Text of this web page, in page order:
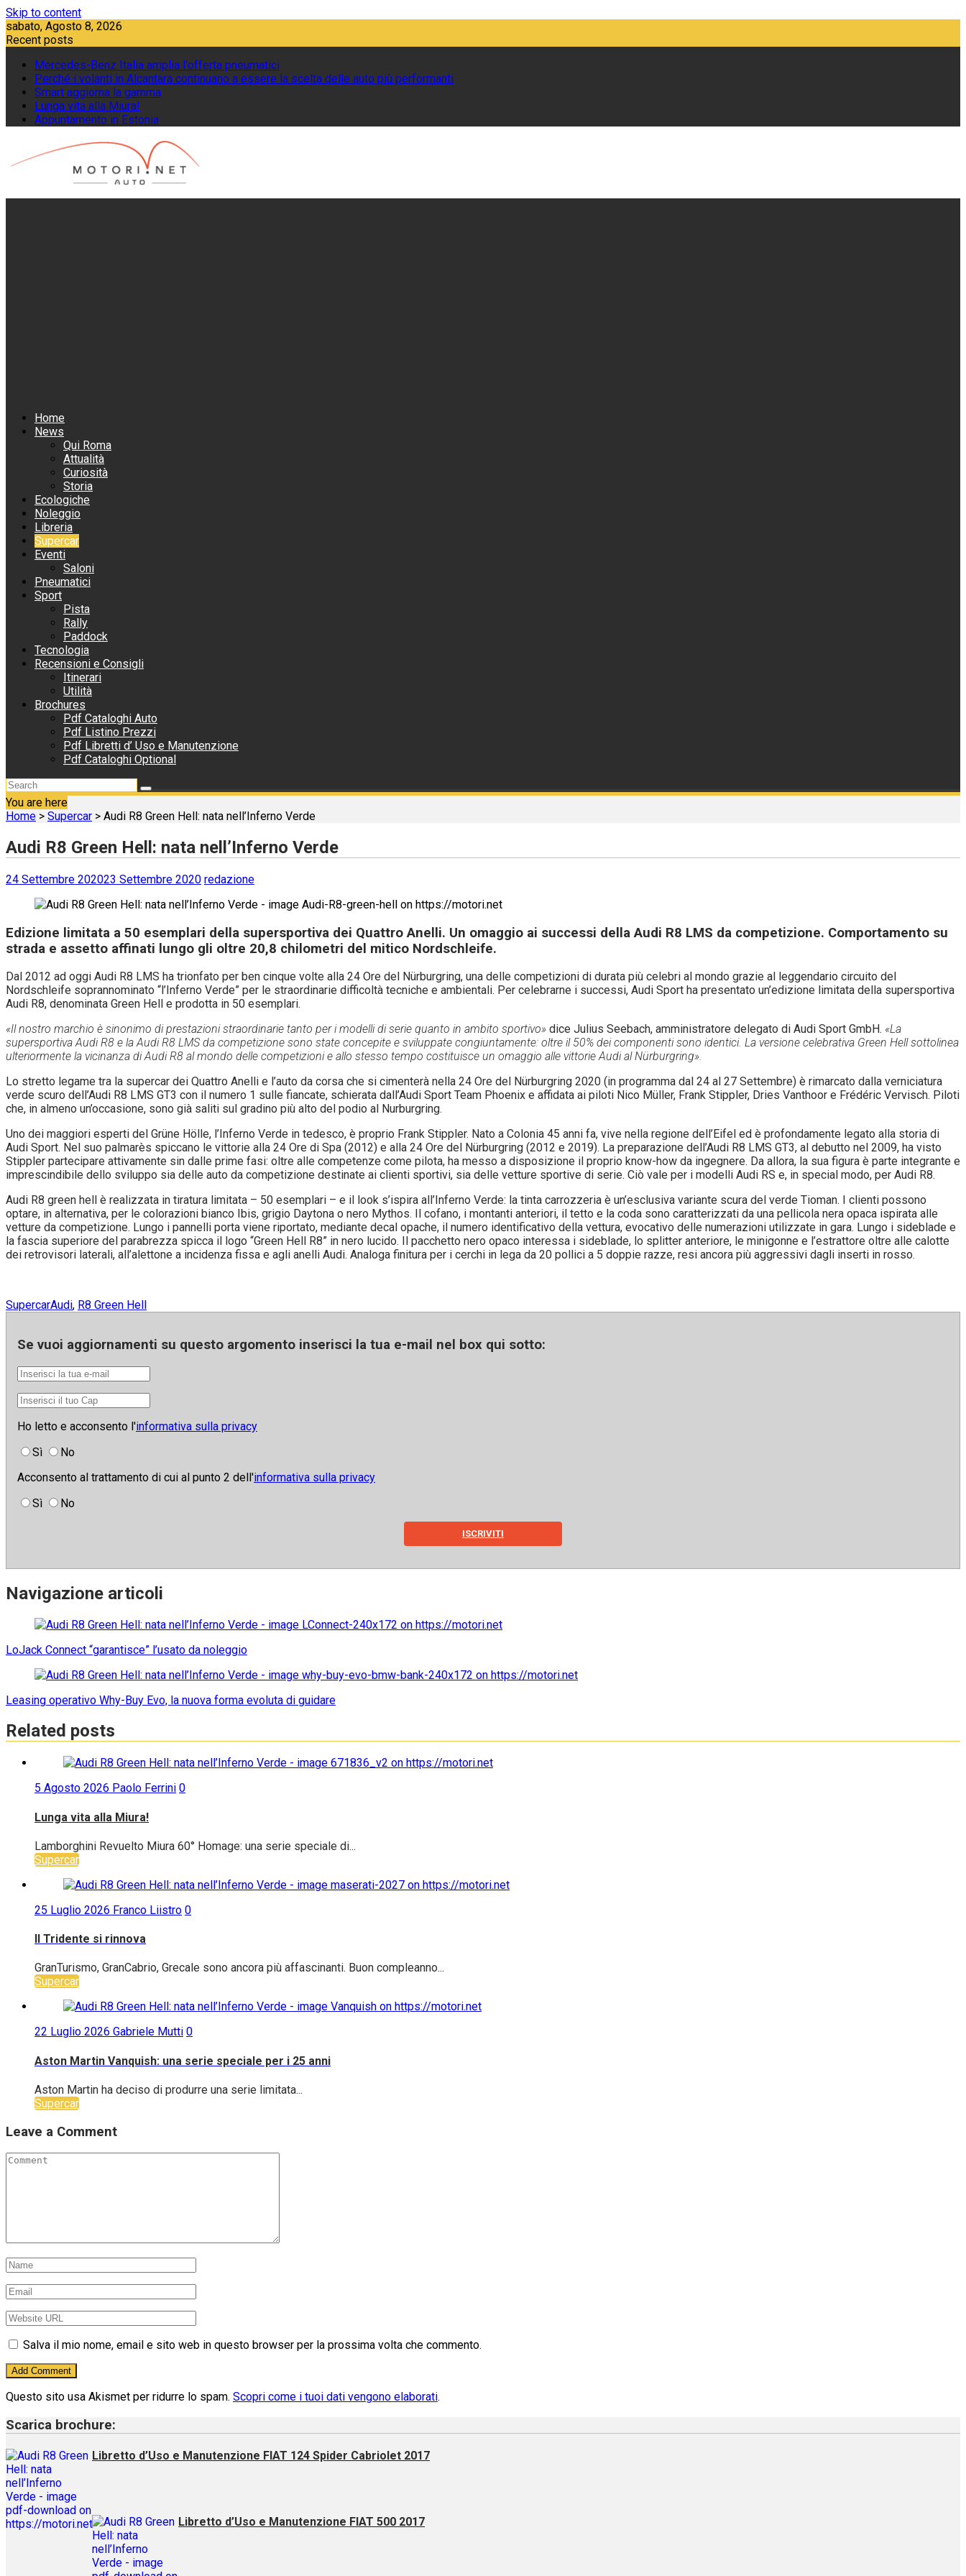
Skip to content
sabato, Agosto 8, 2026
Recent posts
Mercedes-Benz Italia amplia l'offerta pneumatici
Perché i volanti in Alcantara continuano a essere la scelta delle auto più performanti
Smart aggiorna la gamma
Lunga vita alla Miura!
Appuntamento in Estonia
Home
News
Qui Roma
Attualità
Curiosità
Storia
Ecologiche
Noleggio
Libreria
Supercar
Eventi
Saloni
Pneumatici
Sport
Pista
Rally
Paddock
Tecnologia
Recensioni e Consigli
Itinerari
Utilità
Brochures
Pdf Cataloghi Auto
Pdf Listino Prezzi
Pdf Libretti d’ Uso e Manutenzione
Pdf Cataloghi Optional
You are here
Home > Supercar > Audi R8 Green Hell: nata nell’Inferno Verde
Audi R8 Green Hell: nata nell’Inferno Verde
24 Settembre 202023 Settembre 2020 redazione
Edizione limitata a 50 esemplari della supersportiva dei Quattro Anelli. Un omaggio ai successi della Audi R8 LMS da competizione. Comportamento su
strada e assetto affinati lungo gli oltre 20,8 chilometri del mitico Nordschleife.
Dal 2012 ad oggi Audi R8 LMS ha trionfato per ben cinque volte alla 24 Ore del Nürburgring, una delle competizioni di durata più celebri al mondo grazie al leggendario circuito del
Nordschleife soprannominato “l’Inferno Verde” per le straordinarie difficoltà tecniche e ambientali. Per celebrarne i successi, Audi Sport ha presentato un’edizione limitata della supersportiva
Audi R8, denominata Green Hell e prodotta in 50 esemplari.
«Il nostro marchio è sinonimo di prestazioni straordinarie tanto per i modelli di serie quanto in ambito sportivo» dice Julius Seebach, amministratore delegato di Audi Sport GmbH. «La
supersportiva Audi R8 e la Audi R8 LMS da competizione sono state concepite e sviluppate congiuntamente: oltre il 50% dei componenti sono identici. La versione celebrativa Green Hell sottolinea
ulteriormente la vicinanza di Audi R8 al mondo delle competizioni e allo stesso tempo costituisce un omaggio alle vittorie Audi al Nürburgring».
Lo stretto legame tra la supercar dei Quattro Anelli e l’auto da corsa che si cimenterà nella 24 Ore del Nürburgring 2020 (in programma dal 24 al 27 Settembre) è rimarcato dalla verniciatura
verde scuro dell’Audi R8 LMS GT3 con il numero 1 sulle fiancate, schierata dall’Audi Sport Team Phoenix e affidata ai piloti Nico Müller, Frank Stippler, Dries Vanthoor e Frédéric Vervisch. Piloti
che, in almeno un’occasione, sono già saliti sul gradino più alto del podio al Nurburgring.
Uno dei maggiori esperti del Grüne Hölle, l’Inferno Verde in tedesco, è proprio Frank Stippler. Nato a Colonia 45 anni fa, vive nella regione dell’Eifel ed è profondamente legato alla storia di
Audi Sport. Nel suo palmarès spiccano le vittorie alla 24 Ore di Spa (2012) e alla 24 Ore del Nürburgring (2012 e 2019). La preparazione dell’Audi R8 LMS GT3, al debutto nel 2009, ha visto
Stippler partecipare attivamente sin dalle prime fasi: oltre alle competenze come pilota, ha messo a disposizione il proprio know-how da ingegnere. Da allora, la sua figura è parte integrante e
imprescindibile dello sviluppo sia delle auto da competizione destinate ai clienti sportivi, sia delle vetture sportive di serie. Ciò vale per i modelli Audi RS e, in special modo, per Audi R8.
Audi R8 green hell è realizzata in tiratura limitata – 50 esemplari – e il look s’ispira all’Inferno Verde: la tinta carrozzeria è un’esclusiva variante scura del verde Tioman. I clienti possono
optare, in alternativa, per le colorazioni bianco Ibis, grigio Daytona o nero Mythos. Il cofano, i montanti anteriori, il tetto e la coda sono caratterizzati da una pellicola nera opaca ispirata alle
vetture da competizione. Lungo i pannelli porta viene riportato, mediante decal opache, il numero identificativo della vettura, evocativo delle numerazioni utilizzate in gara. Lungo i sideblade e
la fascia superiore del parabrezza spicca il logo “Green Hell R8” in nero lucido. Il pacchetto nero opaco interessa i sideblade, lo splitter anteriore, le minigonne e l’estrattore oltre alle calotte
dei retrovisori laterali, all’alettone a incidenza fissa e agli anelli Audi. Analoga finitura per i cerchi in lega da 20 pollici a 5 doppie razze, resi ancora più aggressivi dagli inserti in rosso.
SupercarAudi, R8 Green Hell
Se vuoi aggiornamenti su questo argomento inserisci la tua e-mail nel box qui sotto:
Ho letto e acconsento l'informativa sulla privacy
Sì
No
Acconsento al trattamento di cui al punto 2 dell'informativa sulla privacy
Sì
No
ISCRIVITI
Navigazione articoli
LoJack Connect “garantisce” l’usato da noleggio
Leasing operativo Why-Buy Evo, la nuova forma evoluta di guidare
Related posts
5 Agosto 2026 Paolo Ferrini 0
Lunga vita alla Miura!
Lamborghini Revuelto Miura 60° Homage: una serie speciale di...
Supercar
25 Luglio 2026 Franco Liistro 0
Il Tridente si rinnova
GranTurismo, GranCabrio, Grecale sono ancora più affascinanti. Buon compleanno...
Supercar
22 Luglio 2026 Gabriele Mutti 0
Aston Martin Vanquish: una serie speciale per i 25 anni
Aston Martin ha deciso di produrre una serie limitata...
Supercar
Leave a Comment
Salva il mio nome, email e sito web in questo browser per la prossima volta che commento.
Questo sito usa Akismet per ridurre lo spam. Scopri come i tuoi dati vengono elaborati.
Scarica brochure:
Libretto d’Uso e Manutenzione FIAT 124 Spider Cabriolet 2017
Libretto d’Uso e Manutenzione FIAT 500 2017